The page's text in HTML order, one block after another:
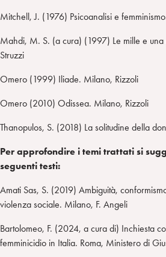
Mitchell, J. (1976) Psicoanalisi e
Mahdi, M. S. (a cura) (1997) Le mille e una
Struzzi
Omero (1999) Iliade. Milano, Rizzoli
Omero (2010) Odissea. Milano, Rizzoli
Thanopulos, S. (2018) La solitudine della
Per approfondire i temi trattati si
seguenti testi:
Amati Sas, S. (2019) Ambiguità,
violenza sociale. Milano, F. Angeli
Bartolomeo, F. (2024, a cura di) Inchiesta
femminicidio in Italia. Roma, Ministero di